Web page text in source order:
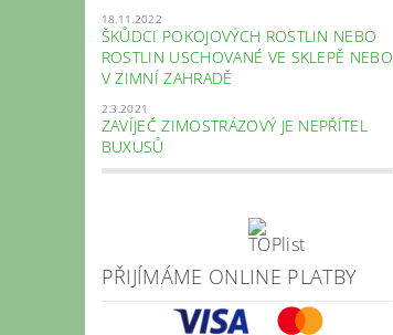
18.11.2022
ŠKŮDCI POKOJOVÝCH ROSTLIN NEBO
ROSTLIN USCHOVANÉ VE SKLEPĚ NEBO
V ZIMNÍ ZAHRADĚ
2.3.2021
ZAVÍJEČ ZIMOSTRÁZOVÝ JE NEPŘÍTEL
BUXUSŮ
PŘIJÍMÁME ONLINE PLATBY